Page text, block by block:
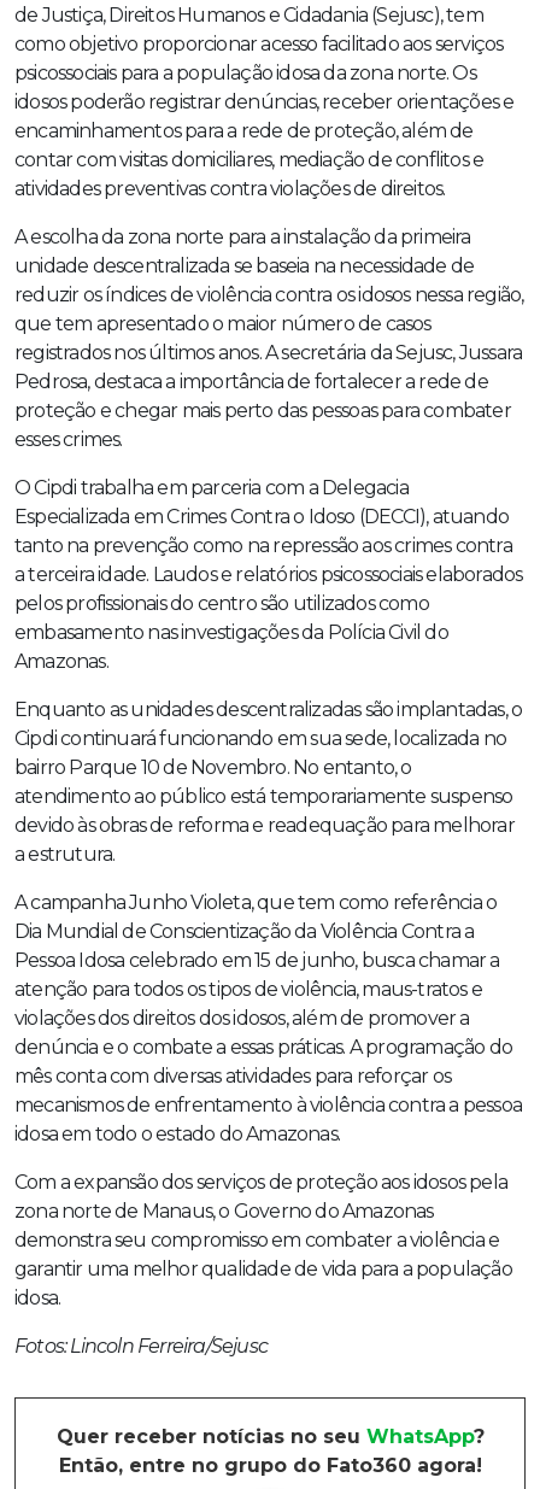
de Justiça, Direitos Humanos e Cidadania (Sejusc), tem
como objetivo proporcionar acesso facilitado aos serviços
psicossociais para a população idosa da zona norte. Os
idosos poderão registrar denúncias, receber orientações e
encaminhamentos para a rede de proteção, além de
contar com visitas domiciliares, mediação de conflitos e
atividades preventivas contra violações de direitos.
A escolha da zona norte para a instalação da primeira
unidade descentralizada se baseia na necessidade de
reduzir os índices de violência contra os idosos nessa região,
que tem apresentado o maior número de casos
registrados nos últimos anos. A secretária da Sejusc, Jussara
Pedrosa, destaca a importância de fortalecer a rede de
proteção e chegar mais perto das pessoas para combater
esses crimes.
O Cipdi trabalha em parceria com a Delegacia
Especializada em Crimes Contra o Idoso (DECCI), atuando
tanto na prevenção como na repressão aos crimes contra
a terceira idade. Laudos e relatórios psicossociais elaborados
pelos profissionais do centro são utilizados como
embasamento nas investigações da Polícia Civil do
Amazonas.
Enquanto as unidades descentralizadas são implantadas, o
Cipdi continuará funcionando em sua sede, localizada no
bairro Parque 10 de Novembro. No entanto, o
atendimento ao público está temporariamente suspenso
devido às obras de reforma e readequação para melhorar
a estrutura.
A campanha Junho Violeta, que tem como referência o
Dia Mundial de Conscientização da Violência Contra a
Pessoa Idosa celebrado em 15 de junho, busca chamar a
atenção para todos os tipos de violência, maus-tratos e
violações dos direitos dos idosos, além de promover a
denúncia e o combate a essas práticas. A programação do
mês conta com diversas atividades para reforçar os
mecanismos de enfrentamento à violência contra a pessoa
idosa em todo o estado do Amazonas.
Com a expansão dos serviços de proteção aos idosos pela
zona norte de Manaus, o Governo do Amazonas
demonstra seu compromisso em combater a violência e
garantir uma melhor qualidade de vida para a população
idosa.
Fotos: Lincoln Ferreira/Sejusc
Quer receber notícias no seu WhatsApp?
Então, entre no grupo do Fato360 agora!